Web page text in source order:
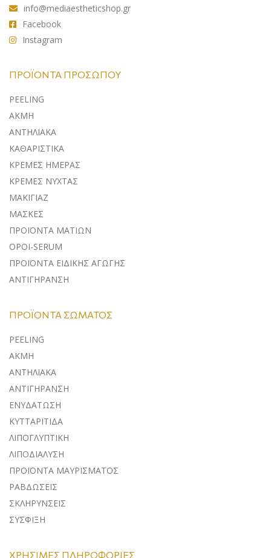
info@mediaestheticshop.gr
Facebook
Instagram
ΠΡΟΪΌΝΤΑ ΠΡΟΣΏΠΟΥ
PEELING
ΑΚΜΗ
ΑΝΤΗΛΙΑΚA
ΚΑΘΑΡΙΣΤΙΚΑ
ΚΡΕΜΕΣ ΗΜΕΡΑΣ
ΚΡΕΜΕΣ ΝΥΧΤΑΣ
ΜΑΚΙΓΙΑΖ
ΜΑΣΚΕΣ
ΠΡΟΪΟΝΤΑ ΜΑΤΙΩΝ
ΟΡΟΙ-SERUM
ΠΡΟΪΟΝΤΑ ΕΙΔΙΚΗΣ ΑΓΩΓΗΣ
ΑΝΤΙΓΗΡΑΝΣΗ
ΠΡΟΪΌΝΤΑ ΣΏΜΑΤΟΣ
PEELING
ΑΚΜΗ
ΑΝΤΗΛΙΑΚΑ
ΑΝΤΙΓΗΡΑΝΣΗ
ΕΝΥΔΑΤΩΣΗ
ΚΥΤΤΑΡΙΤΙΔΑ
ΛΙΠΟΓΛΥΠΤΙΚΗ
ΛΙΠΟΔΙΑΛΥΣΗ
ΠΡΟΪΟΝΤΑ ΜΑΥΡΙΣΜΑΤΟΣ
ΡΑΒΔΩΣΕΙΣ
ΣΚΛΗΡΥΝΣΕΙΣ
ΣΥΣΦΙΞΗ
ΧΡΉΣΙΜΕΣ ΠΛΗΡΟΦΟΡΊΕΣ